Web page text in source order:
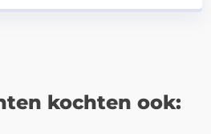
kochten ook: